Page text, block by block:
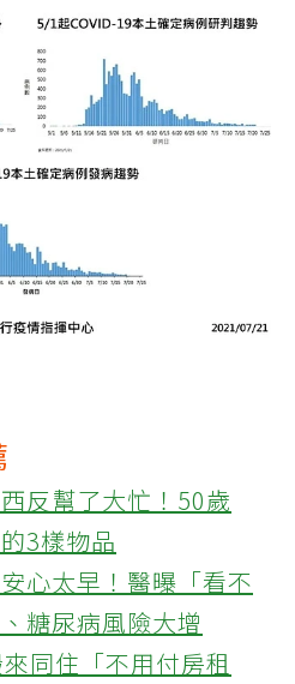
反幫了大忙！50歲
3樣物品
心太早！醫曝「看不
糖尿病風險大增
同住「不用付房租